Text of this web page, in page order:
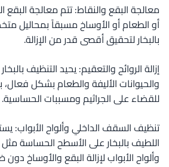
معالجة البقع والنقاط: تتم معالجة
أو الطعام أو الأوساخ مسبقاً بمحاليل
بالبخار لتحقيق أقصى قدر من الإزالة.
إزالة الروائح والتعقيم: يحيد التنظيف
والحيوانات الأليفة والطعام بشكل
للقضاء على الجراثيم ومسببات الحساسية.
تنظيف السقف الداخلي وألواح الأبواب:
اللطيف بالبخار على الأسطح الحساسة
وألواح الأبواب لإزالة البقع والأوساخ دون